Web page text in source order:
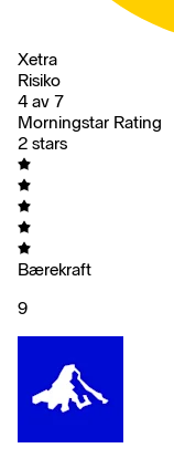
Xetra
Risiko
4 av 7
Morningstar Rating
2 stars
Bærekraft
9